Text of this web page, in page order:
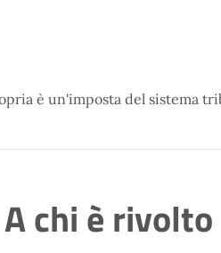
è un'imposta del sistema
A chi è rivolto